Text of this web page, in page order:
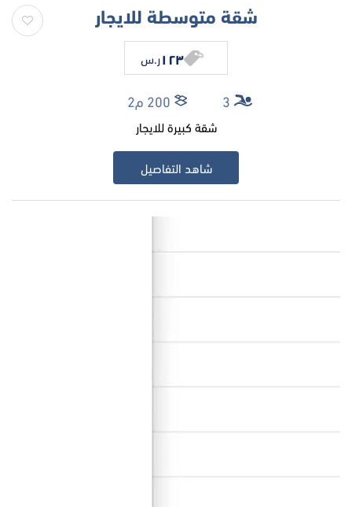
شقة متوسطة للايجار
١٢٣ر.س
3 200 م2
شقة كبيرة للايجار
شاهد التفاصيل